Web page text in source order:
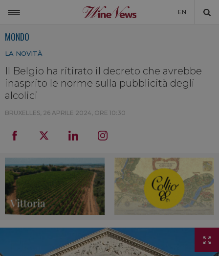
EN
NON SOLO VINO
LA CANTINA DI WINENEWS
DICONO DI NOI
MONDO
LA NOVITÀ
Il Belgio ha ritirato il decreto che avrebbe
inasprito le norme sulla pubblicità degli
alcolici
BRUXELLES, 26 APRILE 2024, ORE 10:30